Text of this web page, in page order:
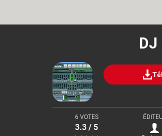
DJ
6 VOTES
3.3 / 5